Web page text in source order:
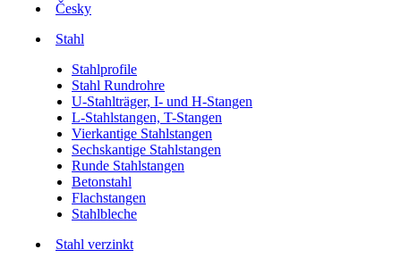
Česky
Stahl
Stahlprofile
Stahl Rundrohre
U-Stahlträger, I- und H-Stangen
L-Stahlstangen, T-Stangen
Vierkantige Stahlstangen
Sechskantige Stahlstangen
Runde Stahlstangen
Betonstahl
Flachstangen
Stahlbleche
Stahl verzinkt